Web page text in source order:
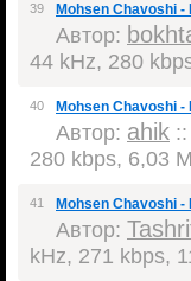
39 Mohsen Chavoshi -
Автор:
44 kHz, 280
40 Mohsen Chavoshi -
Автор: ahik
280 kbps, 6,03
41 Mohsen Chavoshi
Автор:
kHz, 271 kbps,